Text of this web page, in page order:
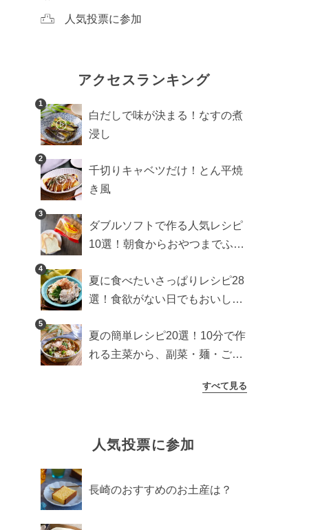
人気投票に参加
アクセスランキング
1
白だしで味が決まる！なすの煮
浸し
2
千切りキャベツだけ！とん平焼
き風
3
ダブルソフトで作る人気レシピ
10選！朝食からおやつまでふん
4
夏に食べたいさっぱりレシピ28
選！食欲がない日でもおいしい
5
夏の簡単レシピ20選！10分で作
れる主菜から、副菜・麺・ごは
すべて見る
人気投票に参加
長崎のおすすめのお土産は？